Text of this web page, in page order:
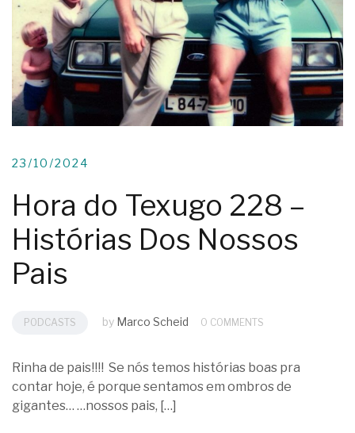
23/10/2024
Hora do Texugo 228 –
Histórias Dos Nossos
Pais
PODCASTS by Marco Scheid 0 COMMENTS
Rinha de pais!!!! Se nós temos histórias boas pra
contar hoje, é porque sentamos em ombros de
gigantes… …nossos pais, […]